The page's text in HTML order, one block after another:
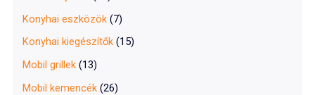
Konyhai eszközök (7)
Konyhai kiegészítők (15)
Mobil grillek (13)
Mobil kemencék (26)